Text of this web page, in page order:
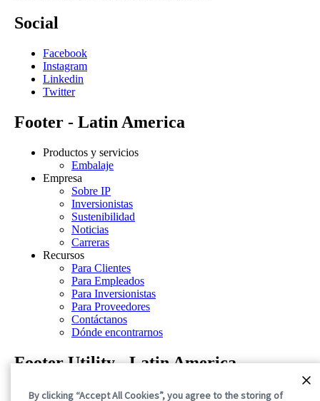
Social
Facebook
Instagram
Linkedin
Twitter
Footer - Latin America
Productos y servicios
Embalaje
Empresa
Sobre IP
Inversionistas
Sustenibilidad
Noticias
Carreras
Recursos
Para Clientes
Para Empleados
Para Inversionistas
Para Proveedores
Contáctanos
Dónde encontrarnos
Footer Utility - Latin America
Aviso de privacidad
By clicking “Accept All Cookies”, you agree to the storing of